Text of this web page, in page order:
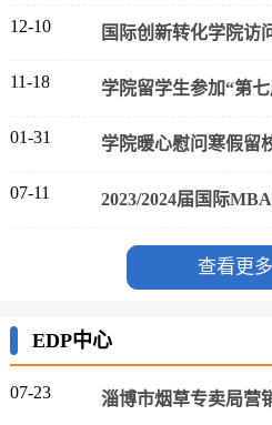
12-10
11-18
01-31 学院暖心慰问寒假留
07-11
查看更
EDP中心
07-23 淄博市烟草专卖局营